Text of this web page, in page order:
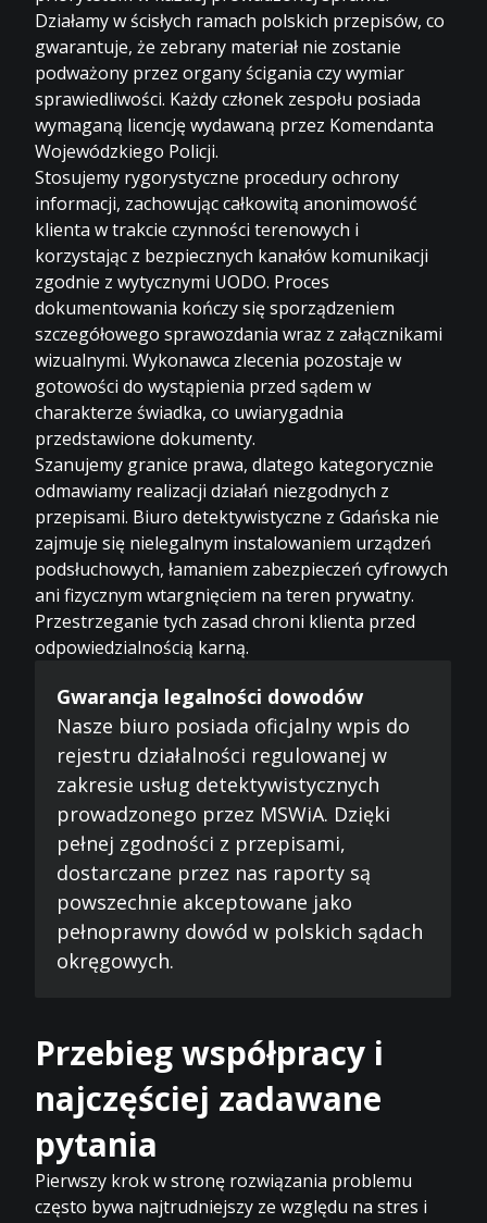
Działamy w ścisłych ramach polskich przepisów, co
gwarantuje, że zebrany materiał nie zostanie
podważony przez organy ścigania czy wymiar
sprawiedliwości. Każdy członek zespołu posiada
wymaganą licencję wydawaną przez Komendanta
Wojewódzkiego Policji.
Stosujemy rygorystyczne procedury ochrony
informacji, zachowując całkowitą anonimowość
klienta w trakcie czynności terenowych i
korzystając z bezpiecznych kanałów komunikacji
zgodnie z wytycznymi UODO. Proces
dokumentowania kończy się sporządzeniem
szczegółowego sprawozdania wraz z załącznikami
wizualnymi. Wykonawca zlecenia pozostaje w
gotowości do wystąpienia przed sądem w
charakterze świadka, co uwiarygadnia
przedstawione dokumenty.
Szanujemy granice prawa, dlatego kategorycznie
odmawiamy realizacji działań niezgodnych z
przepisami. Biuro detektywistyczne z Gdańska nie
zajmuje się nielegalnym instalowaniem urządzeń
podsłuchowych, łamaniem zabezpieczeń cyfrowych
ani fizycznym wtargnięciem na teren prywatny.
Przestrzeganie tych zasad chroni klienta przed
odpowiedzialnością karną.
Gwarancja legalności dowodów
Nasze biuro posiada oficjalny wpis do
rejestru działalności regulowanej w
zakresie usług detektywistycznych
prowadzonego przez MSWiA. Dzięki
pełnej zgodności z przepisami,
dostarczane przez nas raporty są
powszechnie akceptowane jako
pełnoprawny dowód w polskich sądach
okręgowych.
Przebieg współpracy i
najczęściej zadawane
pytania
Pierwszy krok w stronę rozwiązania problemu
często bywa najtrudniejszy ze względu na stres i